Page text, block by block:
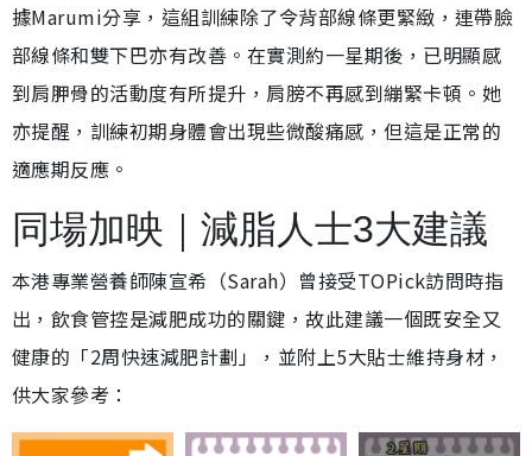
據Marumi分享，這組訓練除了令背部線條更緊緻，連帶臉
部線條和雙下巴亦有改善。在實測約一星期後，已明顯感
到肩胛骨的活動度有所提升，肩膀不再感到繃緊卡頓。她
亦提醒，訓練初期身體會出現些微酸痛感，但這是正常的
適應期反應。
同場加映｜減脂人士3大建議
本港專業營養師陳宣希（Sarah）曾接受TOPick訪問時指
出，飲食管控是減肥成功的關鍵，故此建議一個既安全又
健康的「2周快速減肥計劃」，並附上5大貼士維持身材，
供大家參考：